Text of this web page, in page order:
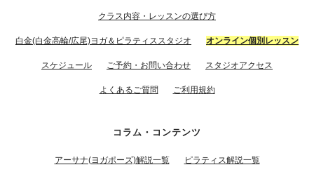
クラス内容・レッスンの選び方
白金(白金高輪/広尾)ヨガ＆ピラティススタジオ オンライン個別レッスン
スケジュール ご予約・お問い合わせ スタジオアクセス
よくあるご質問 ご利用規約
コラム・コンテンツ
アーサナ(ヨガポーズ)解説一覧 ピラティス解説一覧